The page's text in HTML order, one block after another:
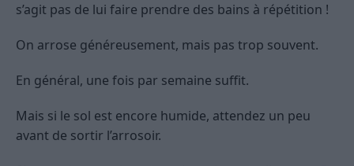
s’agit pas de lui faire prendre des bains à répétition !
On arrose généreusement, mais pas trop souvent.
En général, une fois par semaine suffit.
Mais si le sol est encore humide, attendez un peu
avant de sortir l’arrosoir.